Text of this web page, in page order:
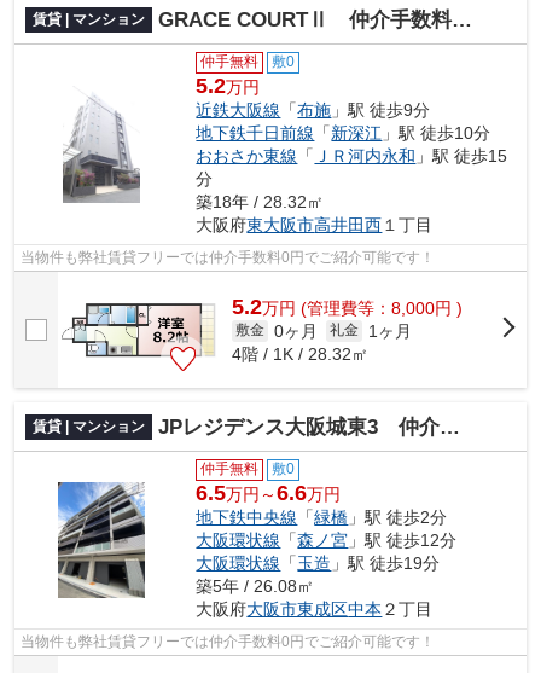
賃貸 | マンション GRACE COURTⅡ 仲介手数料無料
仲手無料 敷0
5.2万円
近鉄大阪線 「布施 」駅 徒歩9分
地下鉄千日前線 「新深江 」駅 徒歩10分
おおさか東線 「 ＪＲ河内永和 」駅 徒歩15
分
築18年 / 28.32㎡
大阪府東大阪市高井田西 １丁目
当物件も弊社賃貸フリーでは仲介手数料0円でご紹介可能です！
5.2万円 (管理費等：8,000円 )
敷金 0ヶ月 礼金
1ヶ月
4階 / 1K / 28.32㎡
賃貸 | マンション JPレジデンス大阪城東3 仲介手数料無料
仲手無料 敷0
6.5万円～6.6万円
地下鉄中央線 「緑橋 」駅 徒歩2分
大阪環状線 「森ノ宮 」駅 徒歩12分
大阪環状線 「玉造 」駅 徒歩19分
築5年 / 26.08㎡
大阪府大阪市東成区中本 ２丁目
当物件も弊社賃貸フリーでは仲介手数料0円でご紹介可能です！